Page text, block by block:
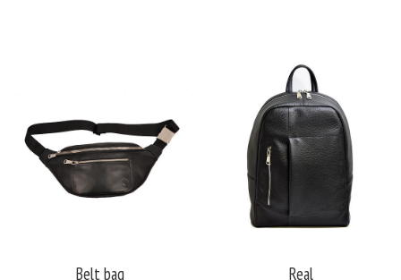
Belt bag Real